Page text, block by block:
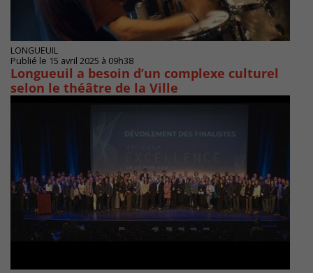
LONGUEUIL
Publié le 15 avril 2025 à 09h38
Longueuil a besoin d’un complexe culturel
selon le théâtre de la Ville